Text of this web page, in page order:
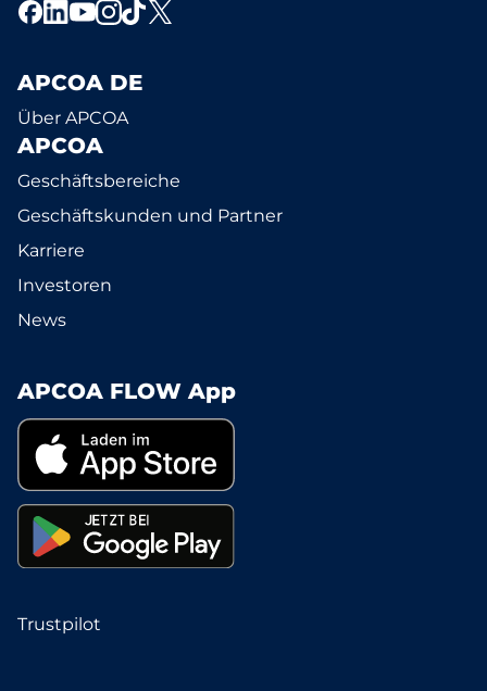
APCOA DE
Über APCOA
APCOA
Geschäftsbereiche
Geschäftskunden und Partner
Karriere
Investoren
News
APCOA FLOW App
Trustpilot